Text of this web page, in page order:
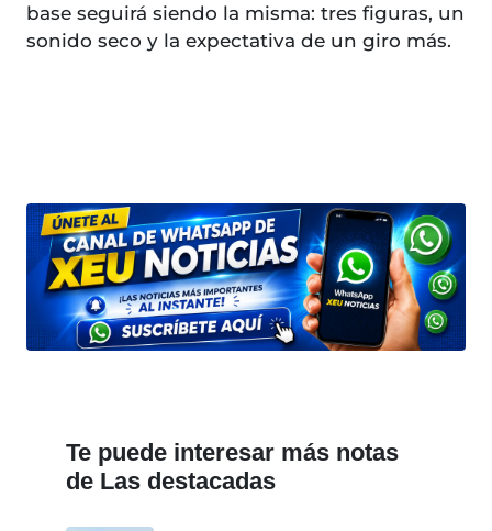
base seguirá siendo la misma: tres figuras, un
sonido seco y la expectativa de un giro más.
Te puede interesar más notas
de Las destacadas